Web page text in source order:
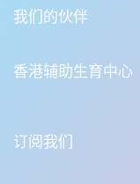
我们的伙伴
香港辅助生育中心
订阅我们